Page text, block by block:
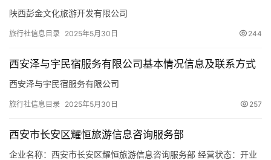
陕西彭金文化旅游开发有限公司
旅行社信息目录 2025年5月30日 244
西安泽与宇民宿服务有限公司基本情况信息及联系方式
西安泽与宇民宿服务有限公司
旅行社信息目录 2025年5月30日 257
西安市长安区耀恒旅游信息咨询服务部
企业名称：西安市长安区耀恒旅游信息咨询服务部 经营状态：开业